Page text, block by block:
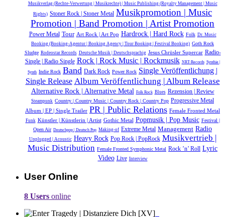
Musikverlag (Rechte-Verwertung | Musikrechte) | Music Publishing (Royalty Management | Music
Rights) Stoner Rock | Stoner Metal Musikpromotion | Music
Promotion | Band Promotion | Artist Promotion
Power Metal Tour Art Rock | Art Pop Hardrock | Hard Rock Folk Dr. Music
Booking (Booking-Agentur | Booking Agency | Tour Booking | Festival Booking) Goth Rock
Sludge Rodeostar Records Deutsche Musik |‎ Deutschsprachig Jesus Chrüsler Supercar Radio-
Single | Radio Single Rock | Rock Music | Rockmusik NRT-Records Synthie |
Synth Indie Rock Band Dark Rock Power Rock Single Veröffentlichung |
Single Release Album Veröffentlichung | Album Release
Alternative Rock | Alternative Metal Folk Rock Blues Rezension | Review
Steampunk Country | Country Music | Country Rock | Country Pop Progressive Metal
Album | EP | Single Trailer PR | Public Relations Female Fronted Metal
Funk Künstler | Künstlerin | Artist Gothic Metal Popmusik | Pop Music Festival |
Open Air Deutschpop | Deutsch Pop Making-of Extreme Metal Management Radio
Unplugged | Acoustic Heavy Rock Pop Rock | PopRock Musikvertrieb |
Music Distribution Female Fronted Symphonic Metal Rock ’n’ Roll Lyric
Video Live Interview
User Online
8 Users online